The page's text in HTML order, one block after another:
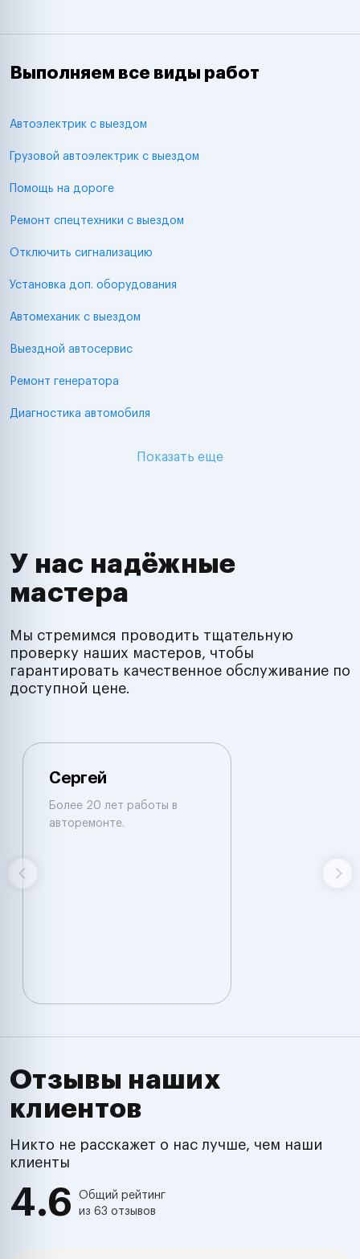
Выполняем все виды работ
Автоэлектрик с выездом
Грузовой автоэлектрик с выездом
Помощь на дороге
Ремонт спецтехники с выездом
Отключить сигнализацию
Установка доп. оборудования
Автомеханик с выездом
Выездной автосервис
Ремонт генератора
Диагностика автомобиля
Показать еще
У нас надёжные
мастера
Мы стремимся проводить тщательную
проверку наших мастеров, чтобы
гарантировать качественное обслуживание по
доступной цене.
Сергей
Более 20 лет работы в
авторемонте.
Отзывы наших
клиентов
Никто не расскажет о нас лучше, чем наши
клиенты
4.6
Общий рейтинг
из 63 отзывов